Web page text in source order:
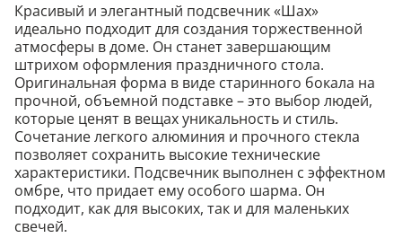
Красивый и элегантный подсвечник «Шах»
идеально подходит для создания торжественной
атмосферы в доме. Он станет завершающим
штрихом оформления праздничного стола.
Оригинальная форма в виде старинного бокала на
прочной, объемной подставке – это выбор людей,
которые ценят в вещах уникальность и стиль.
Сочетание легкого алюминия и прочного стекла
позволяет сохранить высокие технические
характеристики. Подсвечник выполнен с эффектном
омбре, что придает ему особого шарма. Он
подходит, как для высоких, так и для маленьких
свечей.